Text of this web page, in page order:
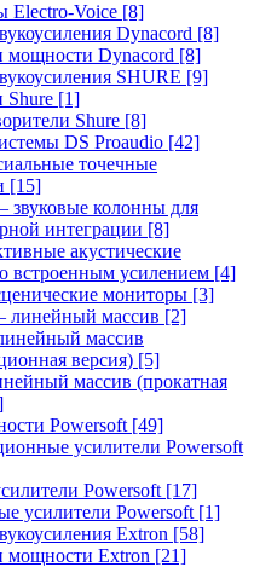
Electro-Voice [8]
Dynacord [8]
мощности Dynacord [8]
SHURE [9]
Shure [1]
Shure [8]
DS Proaudio [42]
точечные
[15]
колонны для
интеграции [8]
акустические
встроенным усилением [4]
мониторы [3]
массив [2]
массив
версия) [5]
массив (прокатная
Powersoft [49]
усилители Powersoft
Powersoft [17]
усилители Powersoft [1]
Extron [58]
мощности Extron [21]